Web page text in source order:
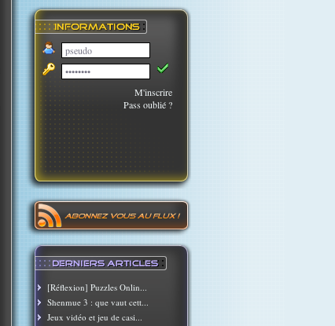
M'inscrire
Pass oublié ?
[Réflexion] Puzzles Onlin...
Shenmue 3 : que vaut cett...
Jeux vidéo et jeu de casi...